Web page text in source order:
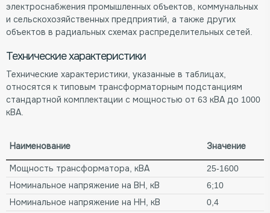
электроснабжения промышленных объектов, коммунальных
и сельскохозяйственных предприятий, а также других
объектов в радиальных схемах распределительных сетей.
Технические характеристики
Технические характеристики, указанные в таблицах,
относятся к типовым трансформаторным подстанциям
стандартной комплектации с мощностью от 63 кВА до 1000
кВА.
Наименование Значение
Мощность трансформатора, кВА
25-1600
Номинальное напряжение на ВН, кВ
6;10
Номинальное напряжение на НН, кВ
0,4